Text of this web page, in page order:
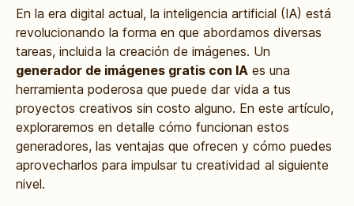
En la era digital actual, la inteligencia artificial (IA) está
revolucionando la forma en que abordamos diversas
tareas, incluida la creación de imágenes. Un
generador de imágenes gratis con IA es una
herramienta poderosa que puede dar vida a tus
proyectos creativos sin costo alguno. En este artículo,
exploraremos en detalle cómo funcionan estos
generadores, las ventajas que ofrecen y cómo puedes
aprovecharlos para impulsar tu creatividad al siguiente
nivel.